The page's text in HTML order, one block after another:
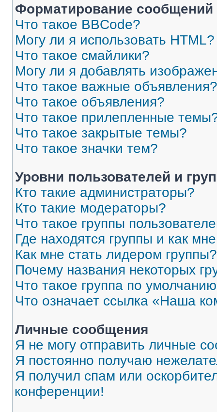
Форматирование
Что такое BBCode?
Могу ли я использовать HTML?
Что такое смайлики?
Могу ли я добавлять
Что такое важные объявления?
Что такое объявления?
Что такое прилепленные
Что такое закрытые темы?
Что такое значки тем?
Уровни пользователей и
Кто такие администраторы?
Кто такие модераторы?
Что такое группы
Где находятся группы и как
Как мне стать лидером группы?
Почему названия некоторых
Что такое группа по
Что означает ссылка «Наша
Личные сообщения
Я не могу отправить личные
Я постоянно получаю
Я получил спам или
конференции!